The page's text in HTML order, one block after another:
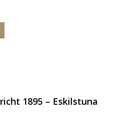
1895 – Eskilstuna